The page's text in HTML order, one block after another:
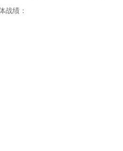
战绩：